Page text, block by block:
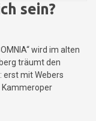
sein?
wird im alten
träumt den
erst mit Webers
Kammeroper